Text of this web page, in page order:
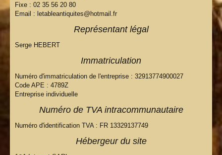
Fixe : 02 35 56 20 80
Email : letableantiquites@hotmail.fr
Représentant légal
Serge HEBERT
Immatriculation
Numéro d'immatriculation de l'entreprise : 32913774900027
Code APE : 4789Z
Entreprise individuelle
Numéro de TVA intracommunautaire
Numéro d'identification TVA : FR 13329137749
Hébergeur du site